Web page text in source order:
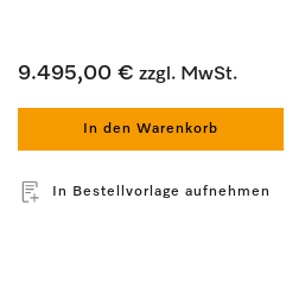
9.495,00 € zzgl. MwSt.
In den Warenkorb
In Bestellvorlage aufnehmen